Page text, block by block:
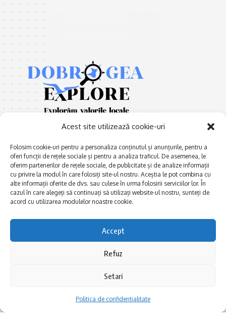
Acest site utilizează cookie-uri
Folosim cookie-uri pentru a personaliza conținutul și anunțurile, pentru a
oferi funcții de rețele sociale și pentru a analiza traficul. De asemenea, le
oferim partenerilor de rețele sociale, de publicitate și de analize informații
cu privire la modul în care folosiți site-ul nostru. Aceștia le pot combina cu
alte informații oferite de dvs. sau culese în urma folosirii serviciilor lor. În
cazul în care alegeți să continuați să utilizați website-ul nostru, sunteți de
acord cu utilizarea modulelor noastre cookie.
Accept
Refuz
Setari
Politica de confidentialitate
E xplorăm Dobrogea,
Explorăm valorile locale:
Deltă, Litoral, cele mai mari
lacuri, cele mai vechi orașe,
multe etnii, CELE MAI
Afaceri și meșteșuguri
Actualitate
Istorie și civilizaţie
La Drum cu Ada